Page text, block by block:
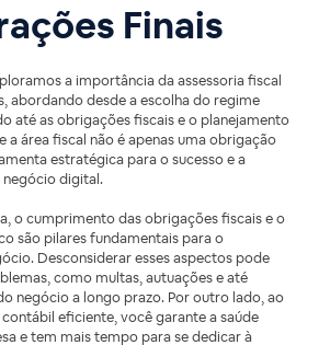
Finais
a importância da assessoria fiscal
abordando desde a escolha do regime
até as obrigações fiscais e o planejamento
a área fiscal não é apenas uma obrigação
estratégica para o sucesso e a
negócio digital.
o cumprimento das obrigações fiscais e o
são pilares fundamentais para o
Desconsiderar esses aspectos pode
como multas, autuações e até
negócio a longo prazo. Por outro lado, ao
eficiente, você garante a saúde
e tem mais tempo para se dedicar à